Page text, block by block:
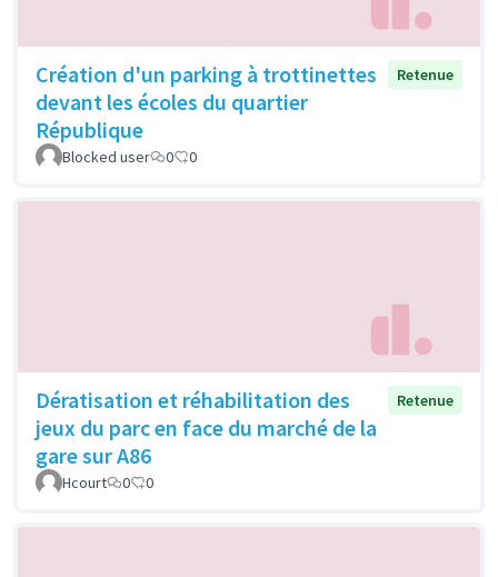
Création d'un parking à trottinettes
devant les écoles du quartier
République
Retenue
Blocked user 0 0
Dératisation et réhabilitation des
jeux du parc en face du marché de la
gare sur A86
Retenue
Hcourt 0 0